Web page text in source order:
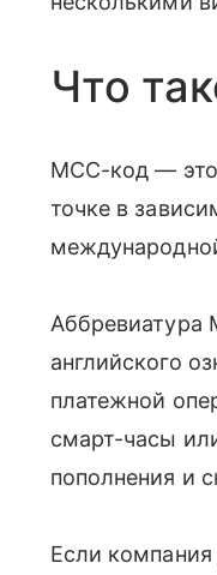
Что
MCC-код —
точке в
Аббревиатура
английского
платежной
смарт-часы
пополнения и
Если